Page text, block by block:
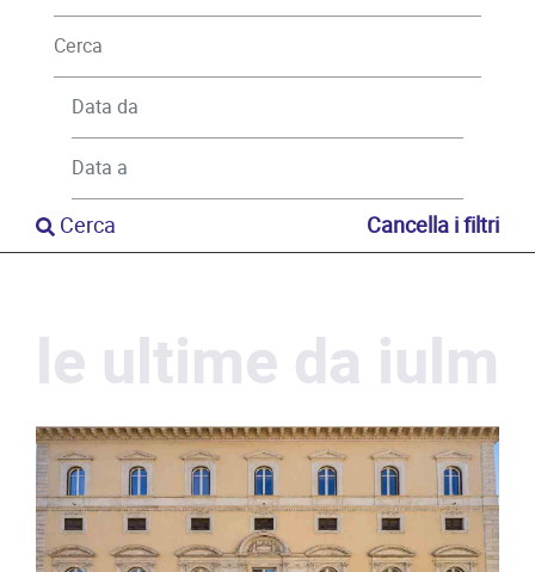
Cerca Cancella i filtri
le ultime da iulm